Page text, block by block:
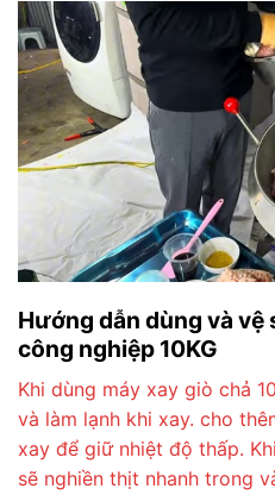
Hướng dẫn dùng và vệ
công nghiệp 10KG
Khi dùng máy xay giò chả
và làm lạnh khi xay. cho
xay để giữ nhiệt độ thấp.
sẽ nghiền thịt nhanh trong